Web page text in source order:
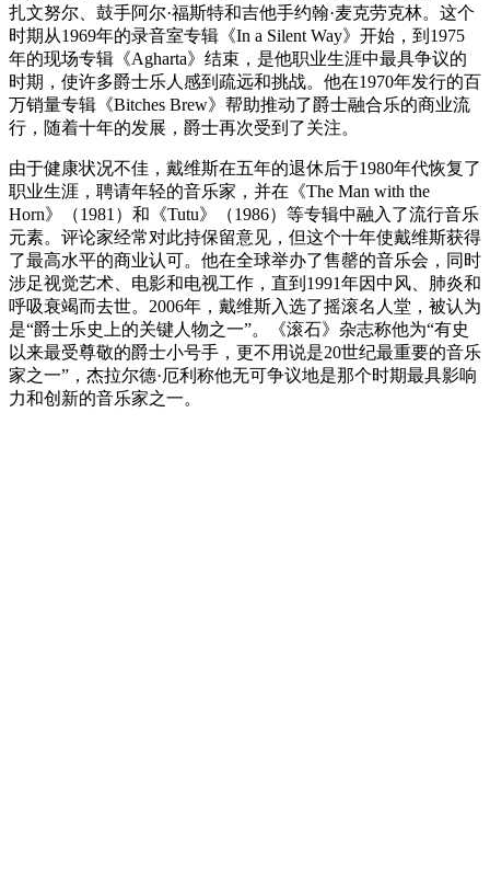
扎文努尔、鼓手阿尔·福斯特和吉他手约翰·麦克劳克林。这个
时期从1969年的录音室专辑《In a Silent Way》开始，到1975
年的现场专辑《Agharta》结束，是他职业生涯中最具争议的
时期，使许多爵士乐人感到疏远和挑战。他在1970年发行的百
万销量专辑《Bitches Brew》帮助推动了爵士融合乐的商业流
行，随着十年的发展，爵士再次受到了关注。
由于健康状况不佳，戴维斯在五年的退休后于1980年代恢复了
职业生涯，聘请年轻的音乐家，并在《The Man with the
Horn》（1981）和《Tutu》（1986）等专辑中融入了流行音乐
元素。评论家经常对此持保留意见，但这个十年使戴维斯获得
了最高水平的商业认可。他在全球举办了售罄的音乐会，同时
涉足视觉艺术、电影和电视工作，直到1991年因中风、肺炎和
呼吸衰竭而去世。2006年，戴维斯入选了摇滚名人堂，被认为
是“爵士乐史上的关键人物之一”。《滚石》杂志称他为“有史
以来最受尊敬的爵士小号手，更不用说是20世纪最重要的音乐
家之一”，杰拉尔德·厄利称他无可争议地是那个时期最具影响
力和创新的音乐家之一。